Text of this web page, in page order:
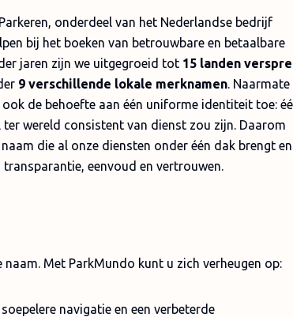
onderdeel van het Nederlandse bedrijf
bij het boeken van betrouwbare en betaalbare
jaren zijn we uitgegroeid tot 15 landen
9 verschillende lokale merknamen. Naarmate
de behoefte aan één uniforme identiteit toe:
wereld consistent van dienst zou zijn. Daarom
naam die al onze diensten onder één dak brengt en
eenvoud en vertrouwen.
Met ParkMundo kunt u zich verheugen op:
navigatie en een verbeterde